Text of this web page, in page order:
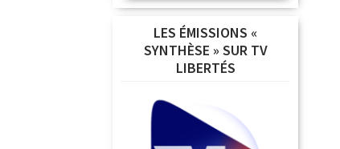
LES ÉMISSIONS «
SYNTHÈSE » SUR TV
LIBERTÉS